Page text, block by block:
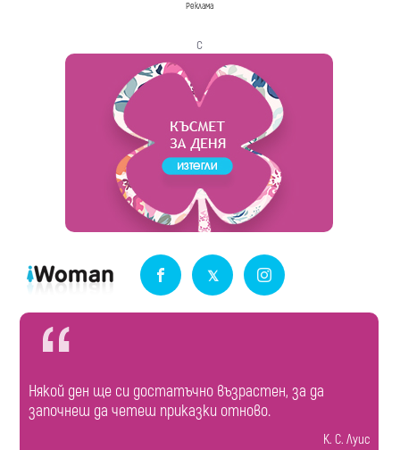
Реклама
с
Някой ден ще си достатъчно възрастен, за да
започнеш да четеш приказки отново.
К. С. Луис